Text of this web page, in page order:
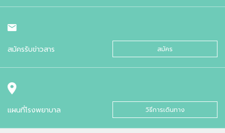
สมัครรับข่าวสาร สมัคร
แผนที่โรงพยาบาล วิธีการเดินทาง